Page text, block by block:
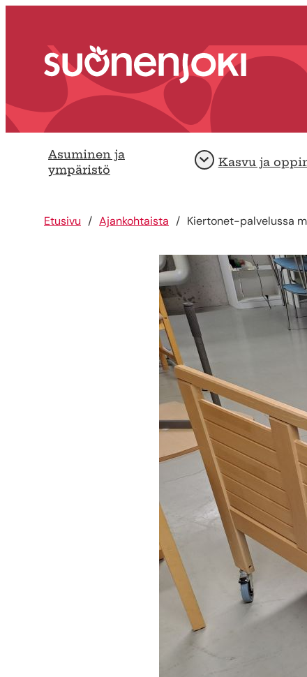
Etusivu
Asuminen ja
ympäristö
AvaaKasvu ja
Etusivu Ajankohtaista Kiertonet-palvelussa